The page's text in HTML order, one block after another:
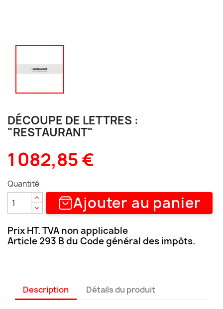
DÉCOUPE DE LETTRES :
"RESTAURANT"
1 082,85 €
Quantité
Ajouter au panier
Prix HT. TVA non applicable
Article 293 B du Code général des impôts.
Description Détails du produit